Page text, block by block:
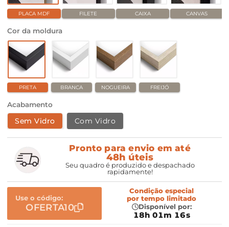
PLACA MDF FILETE CAIXA CANVAS
Cor da moldura
PRETA BRANCA NOGUEIRA FREIJÓ
Acabamento
Sem Vidro Com Vidro
Pronto para envio em até
48h úteis
Seu quadro é produzido e despachado
rapidamente!
Use o código:
OFERTA10
Condição especial
por tempo limitado
Disponível por:
18h 01m 16s